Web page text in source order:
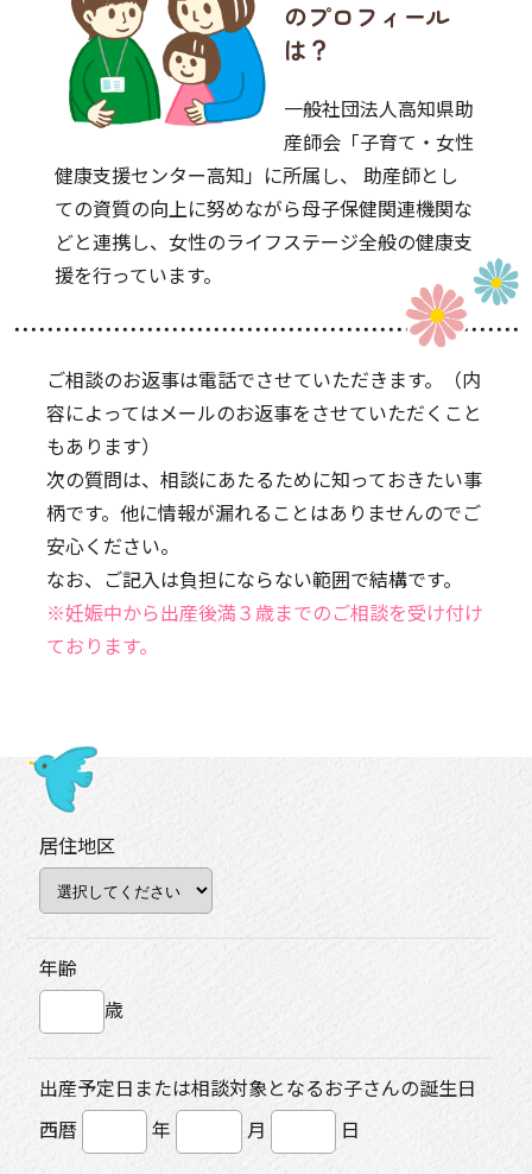
のプロフィール
は？
一般社団法人高知県助
産師会「子育て・女性
健康支援センター高知」に所属し、
助産師とし
ての資質の向上に努めながら母子保健関連機関な
どと連携し、女性のライフステージ全般の健康支
援を行っています。
ご相談のお返事は電話でさせていただきます。（内
容によってはメールのお返事をさせていただくこと
もあります）
次の質問は、相談にあたるために知っておきたい事
柄です。他に情報が漏れることはありませんのでご
安心ください。
なお、ご記入は負担にならない範囲で結構です。
※妊娠中から出産後満３歳までのご相談を受け付け
ております。
居住地区
年齢
歳
出産予定日または相談対象となるお子さんの誕生日
西暦
年 月 日